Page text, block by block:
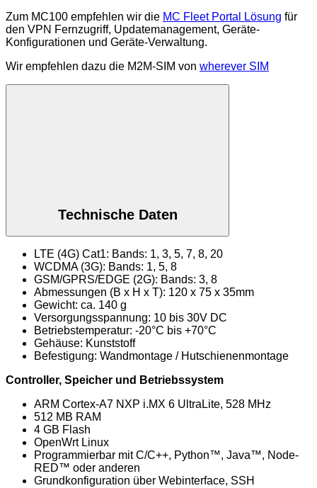
Zum MC100 empfehlen wir die MC Fleet Portal Lösung für
den VPN Fernzugriff, Updatemanagement, Geräte-
Konfigurationen und Geräte-Verwaltung.
Wir empfehlen dazu die M2M-SIM von wherever SIM
Technische Daten
LTE (4G) Cat1: Bands: 1, 3, 5, 7, 8, 20
WCDMA (3G): Bands: 1, 5, 8
GSM/GPRS/EDGE (2G): Bands: 3, 8
Abmessungen (B x H x T): 120 x 75 x 35mm
Gewicht: ca. 140 g
Versorgungsspannung: 10 bis 30V DC
Betriebstemperatur: -20°C bis +70°C
Gehäuse: Kunststoff
Befestigung: Wandmontage / Hutschienenmontage
Controller, Speicher und Betriebssystem
ARM Cortex-A7 NXP i.MX 6 UltraLite, 528 MHz
512 MB RAM
4 GB Flash
OpenWrt Linux
Programmierbar mit C/C++, Python™, Java™, Node-
RED™ oder anderen
Grundkonfiguration über Webinterface, SSH